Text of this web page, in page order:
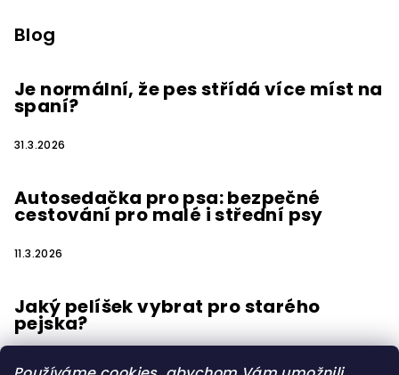
Blog
Je normální, že pes střídá více míst na
spaní?
31.3.2026
Autosedačka pro psa: bezpečné
cestování pro malé i střední psy
11.3.2026
Jaký pelíšek vybrat pro starého
pejska?